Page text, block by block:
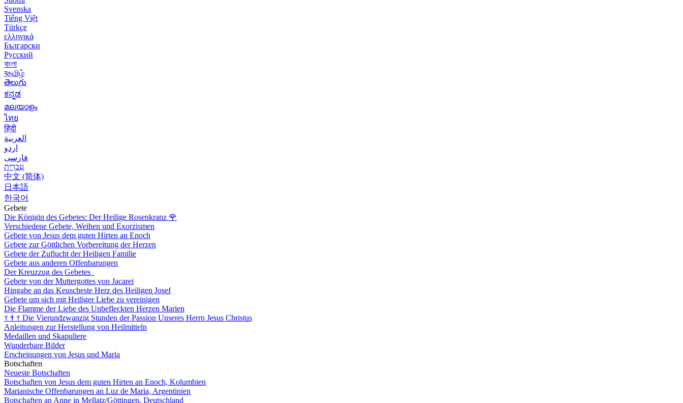
Svenska
Tiếng Việt
Türkçe
ελληνικά
Български
Русский
বাংলা
বதமிழ்
తెలుగు
ಕನ್ನಡ
മലയാളം
ไทย
हिंदी
العربية
اردو
فارسی
עִברִית
中文 (简体)
日本語
한국어
Gebete
Die Königin des Gebetes: Der Heilige Rosenkranz 🌹
Verschiedene Gebete, Weihen und Exorzismen
Gebete von Jesus dem guten Hirten an Enoch
Gebete zur Göttlichen Vorbereitung der Herzen
Gebete der Zuflucht der Heiligen Familie
Gebete aus anderen Offenbarungen
Der Kreuzzug des Gebetes
Gebete von der Muttergottes von Jacarei
Hingabe an das Keuscheste Herz des Heiligen Josef
Gebete um sich mit Heiliger Liebe zu vereinigen
Die Flamme der Liebe des Unbefleckten Herzen Marien
† † † Die Vierundzwanzig Stunden der Passion Unseres Herrn Jesus Christus
Anleitungen zur Herstellung von Heilmitteln
Medaillen und Skapuliere
Wunderbare Bilder
Erscheinungen von Jesus und Maria
Botschaften
Neueste Botschaften
Botschaften von Jesus dem guten Hirten an Enoch, Kolumbien
Marianische Offenbarungen an Luz de Maria, Argentinien
Botschaften an Anne in Mellatz/Göttingen, Deutschland